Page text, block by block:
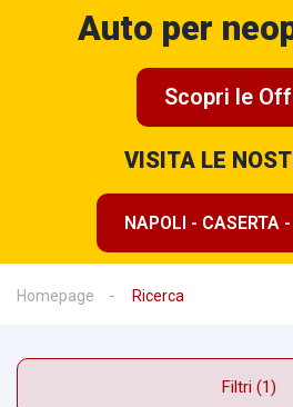
Auto per
Scopri le
VISITA LE
NAPOLI - CASERTA
Homepage Ricerca
Filtri (1)